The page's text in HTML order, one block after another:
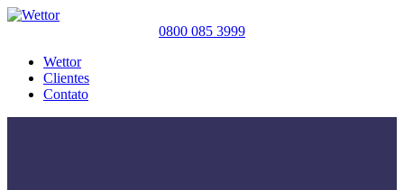
0800 085 3999
Wettor
Clientes
Contato